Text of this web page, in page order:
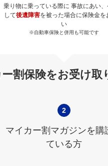
乗り物に乗っている際に 事故にあい、
して後遺障害を被った場合に保険金を
い
※自動車保険と併用も可能です
割保険をお受け取
2
マイカー割マガジンを購
ている方